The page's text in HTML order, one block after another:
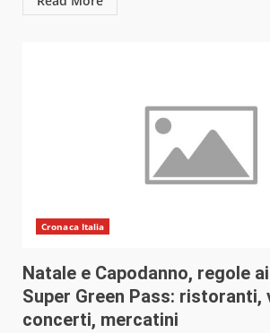
Cronaca Italia
Natale e Capodanno, regole
Super Green Pass: ristoranti,
concerti, mercatini